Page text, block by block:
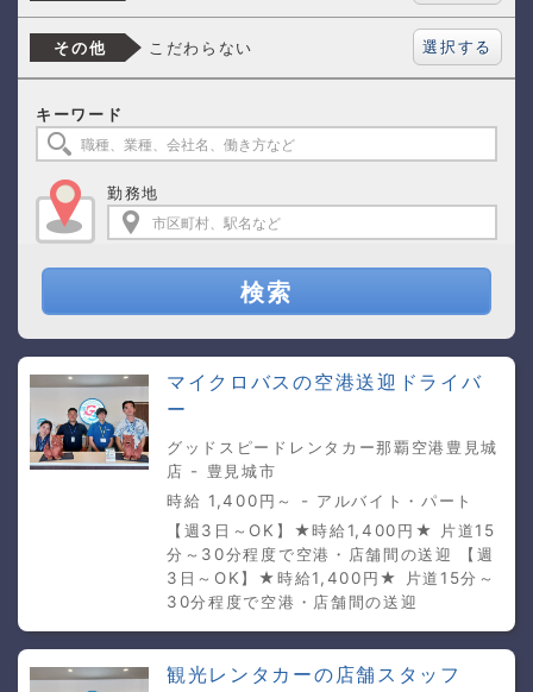
その他 こだわらない 選択する
キーワード
勤務地
検索
マイクロバスの空港送迎ドライバ
ー
グッドスピードレンタカー那覇空港豊見城
店 - 豊見城市
時給 1,400円～ - アルバイト・パート
【週3日～OK】★時給1,400円★ 片道15
分～30分程度で空港・店舗間の送迎 【週
3日～OK】★時給1,400円★ 片道15分～
30分程度で空港・店舗間の送迎
観光レンタカーの店舗スタッフ